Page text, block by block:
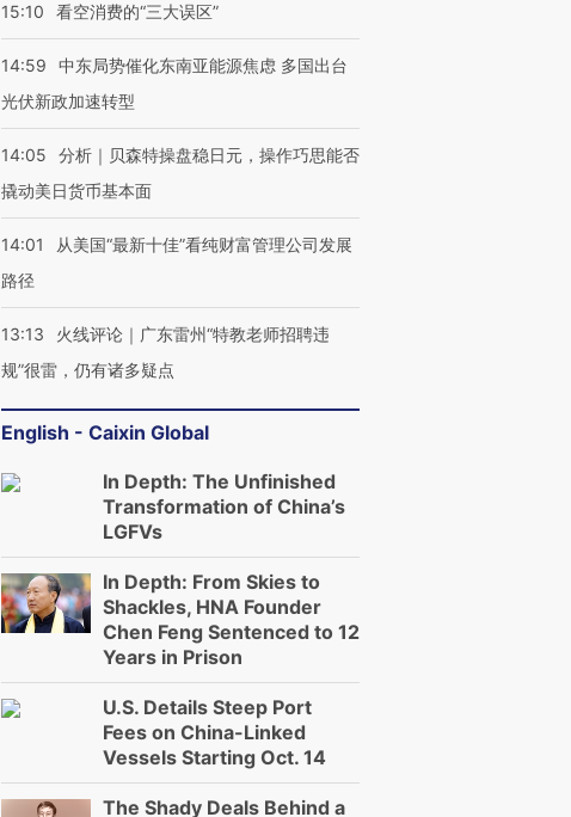
15:10 看空消费的“三大误区”
14:59
中东局势催化东南亚能源焦虑 多国出台
光伏新政加速转型
14:05
分析｜贝森特操盘稳日元，操作巧思能否
撬动美日货币基本面
14:01
从美国“最新十佳”看纯财富管理公司发展
路径
13:13
火线评论｜广东雷州“特教老师招聘违
规”很雷，仍有诸多疑点
English - Caixin Global
In Depth: The Unfinished
Transformation of China’s
LGFVs
In Depth: From Skies to
Shackles, HNA Founder
Chen Feng Sentenced to 12
Years in Prison
U.S. Details Steep Port
Fees on China-Linked
Vessels Starting Oct. 14
The Shady Deals Behind a